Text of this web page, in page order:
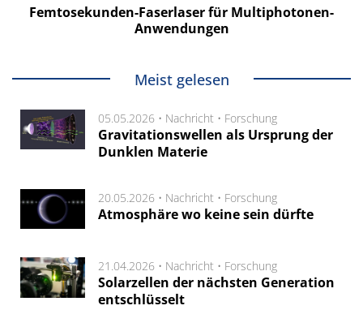
Femtosekunden-Faserlaser für Multiphotonen-
Anwendungen
Meist gelesen
05.05.2026 • Nachricht • Forschung
Gravitationswellen als Ursprung der
Dunklen Materie
20.05.2026 • Nachricht • Forschung
Atmosphäre wo keine sein dürfte
21.04.2026 • Nachricht • Forschung
Solarzellen der nächsten Generation
entschlüsselt